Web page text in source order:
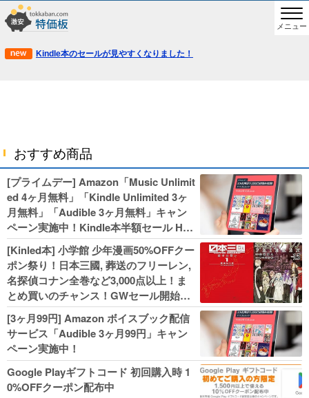
メニュー
Kindle本のセールが見やすくなりました！
おすすめ商品
[プライムデー] Amazon「Music Unlimit
ed 4ヶ月無料」「Kindle Unlimited 3ヶ
月無料」「Audible 3ヶ月無料」キャン
ペーン実施中！Kindle本半額セール HU
NTER×HUNTERなど集英社、無職転生,
幼女戦記などKADOKAWA、キャプテン
翼100円セールも！
[Kinled本] 小学館 少年漫画50%OFFクー
ポン祭り！日本三國, 葬送のフリーレン,
名探偵コナン全巻など3,000点以上！ま
とめ買いのチャンス！GWセール開始！
人気コミック多数 カドカワ祭やIT関連本
がセールに！
[3ヶ月99円] Amazon ボイスブック配信
サービス「Audible 3ヶ月99円」キャン
ペーン実施中！
Google Playギフトコード 初回購入時 1
0%OFFクーポン配布中